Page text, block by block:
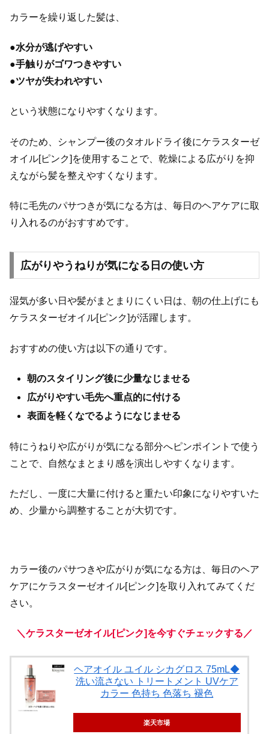
カラーを繰り返した髪は、
●水分が逃げやすい
●手触りがゴワつきやすい
●ツヤが失われやすい
という状態になりやすくなります。
そのため、シャンプー後のタオルドライ後にケラスターゼ
オイル[ピンク]を使用することで、乾燥による広がりを抑
えながら髪を整えやすくなります。
特に毛先のパサつきが気になる方は、毎日のヘアケアに取
り入れるのがおすすめです。
広がりやうねりが気になる日の使い方
湿気が多い日や髪がまとまりにくい日は、朝の仕上げにも
ケラスターゼオイル[ピンク]が活躍します。
おすすめの使い方は以下の通りです。
朝のスタイリング後に少量なじませる
広がりやすい毛先へ重点的に付ける
表面を軽くなでるようになじませる
特にうねりや広がりが気になる部分へピンポイントで使う
ことで、自然なまとまり感を演出しやすくなります。
ただし、一度に大量に付けると重たい印象になりやすいた
め、少量から調整することが大切です。
カラー後のパサつきや広がりが気になる方は、毎日のヘア
ケアにケラスターゼオイル[ピンク]を取り入れてみてくだ
さい。
＼ケラスターゼオイル[ピンク]を今すぐチェックする／
ヘアオイル ユイル シカグロス 75mL◆
洗い流さない トリートメント UVケア
カラー 色持ち 色落ち 褪色
楽天市場